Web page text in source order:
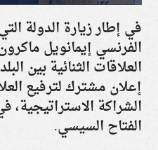
في إطار زيارة الدولة
الفرنسي إيمانويل
العلاقات الثنائية بين
إعلان مشترك لترفيع
الشراكة
الفتاح السيسي.